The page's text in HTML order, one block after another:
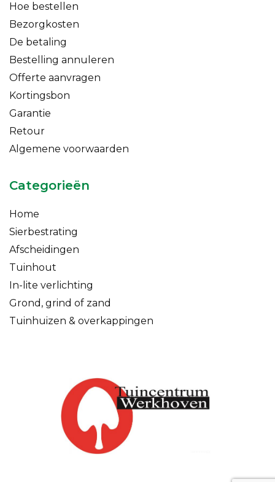
Hoe bestellen
Bezorgkosten
De betaling
Bestelling annuleren
Offerte aanvragen
Kortingsbon
Garantie
Retour
Algemene voorwaarden
Categorieën
Home
Sierbestrating
Afscheidingen
Tuinhout
In-lite verlichting
Grond, grind of zand
Tuinhuizen & overkappingen